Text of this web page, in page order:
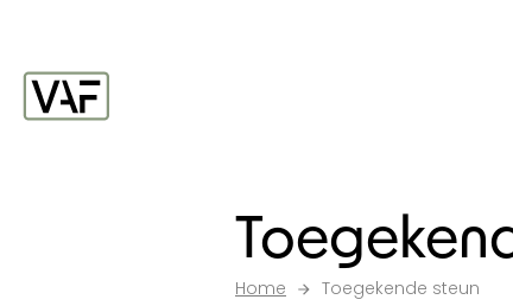
Home Toegekende steun